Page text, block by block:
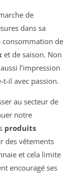
de
dans sa
consommation de
et de saison. Non
l’impression
il avec passion.
au secteur de
notre
produits
des vêtements
et cela limite
encouragé ses